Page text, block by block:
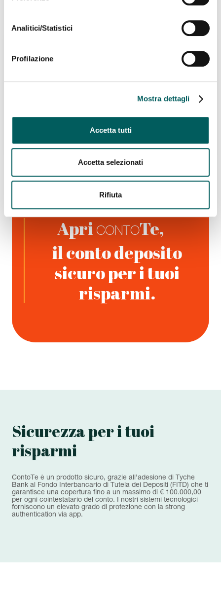
Analitici/Statistici
Profilazione
Mostra dettagli
Accetta tutti
Accetta selezionati
Rifiuta
Apri CONTOTe,
il conto deposito
sicuro per i tuoi
risparmi.
Sicurezza per i tuoi
risparmi
ContoTe è un prodotto sicuro, grazie all’adesione di Tyche
Bank al Fondo Interbancario di Tutela dei Depositi (FITD) che ti
garantisce una copertura fino a un massimo di € 100.000,00
per ogni cointestatario del conto. I nostri sistemi tecnologici
forniscono un elevato grado di protezione con la strong
authentication via app.